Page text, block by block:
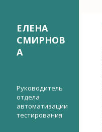
ЕЛЕНА
СМИРНОВ
А
Руководитель
отдела
автоматизации
тестирования